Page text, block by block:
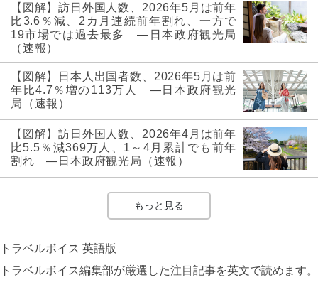
【図解】訪日外国人数、2026年5月は前年
比3.6％減、2カ月連続前年割れ、一方で
19市場では過去最多 ―日本政府観光局
（速報）
【図解】日本人出国者数、2026年5月は前
年比4.7％増の113万人 ―日本政府観光
局（速報）
【図解】訪日外国人数、2026年4月は前年
比5.5％減369万人、1～4月累計でも前年
割れ ―日本政府観光局（速報）
もっと見る
トラベルボイス 英語版
トラベルボイス編集部が厳選した注目記事を英文で読めます。